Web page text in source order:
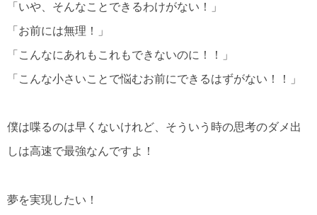
「いや、そんなことできるわけがない！」
「お前には無理！」
「こんなにあれもこれもできないのに！！」
「こんな小さいことで悩むお前にできるはずがない！！」
僕は喋るのは早くないけれど、そういう時の思考のダメ出
しは高速で最強なんですよ！
夢を実現したい！